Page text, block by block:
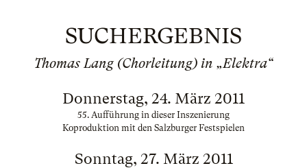
SUCHERGEBNIS
Thomas Lang (Chorleitung) in „Elektra“
Donnerstag, 24. März 2011
55. Aufführung in dieser Inszenierung
Koproduktion mit den Salzburger Festspielen
Sonntag, 27. März 2011